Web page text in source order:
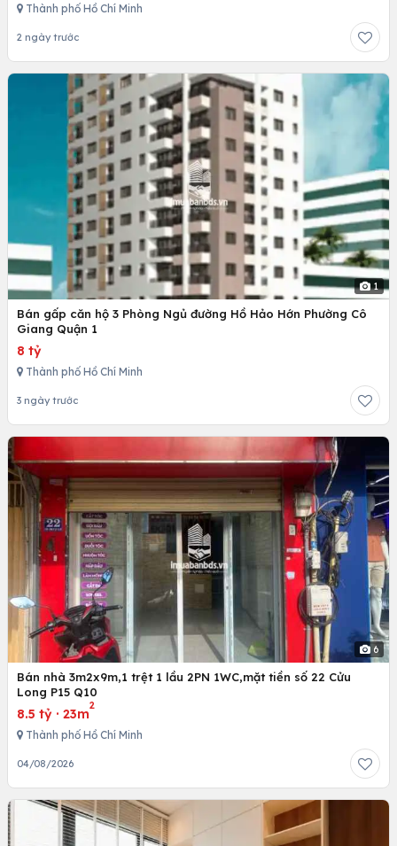
Thành phố Hồ Chí Minh
2 ngày trước
1
Bán gấp căn hộ 3 Phòng Ngủ đường Hồ Hảo Hớn Phường Cô
Giang Quận 1
8 tỷ
Thành phố Hồ Chí Minh
3 ngày trước
6
Bán nhà 3m2x9m,1 trệt 1 lầu 2PN 1WC,mặt tiền số 22 Cửu
Long P15 Q10
8.5 tỷ · 23m
2
Thành phố Hồ Chí Minh
04/08/2026